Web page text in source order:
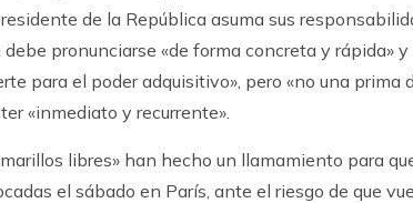
de la República asuma sus
debe pronunciarse «de forma concreta y rápida»
para el poder adquisitivo», pero «no una prima
«inmediato y recurrente».
libres» han hecho un llamamiento para
el sábado en París, ante el riesgo de que